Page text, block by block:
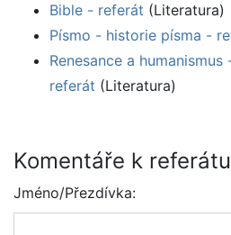
Bible - referát (Literatura)
Písmo - historie písma -
Renesance a
referát (Literatura)
Komentáře k
Jméno/Přezdívka: